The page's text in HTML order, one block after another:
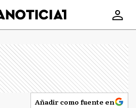
Añadir como fuente en